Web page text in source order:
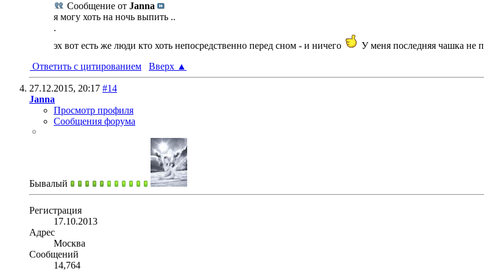
Сообщение от Janna
я могу хоть на ночь выпить ..
.
эх вот есть же люди кто хоть непосредственно перед сном - и ничего
У меня последняя чашка не
Ответить с цитированием
Вверх ▲
27.12.2015, 20:17 #14
Janna
Просмотр профиля
Сообщения форума
Бывалый
Регистрация
17.10.2013
Адрес
Москва
Сообщений
14,764